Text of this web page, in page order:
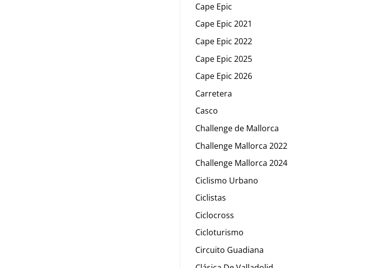
Cape Epic
Cape Epic 2021
Cape Epic 2022
Cape Epic 2025
Cape Epic 2026
Carretera
Casco
Challenge de Mallorca
Challenge Mallorca 2022
Challenge Mallorca 2024
Ciclismo Urbano
Ciclistas
Ciclocross
Cicloturismo
Circuito Guadiana